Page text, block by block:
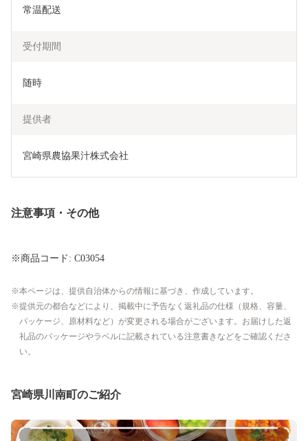
常温配送
受付期間
随時
提供者
宮崎県農協果汁株式会社
注意事項・その他
※商品コード: C03054
本ページは、提供自治体からの情報に基づき、作成しています。
提供元の都合などにより、掲載中に予告なく返礼品の仕様（規格、容量、
パッケージ、原材料など）が変更される場合がございます。お届けした返
礼品のパッケージやラベルに記載されている注意書きなどをご確認くださ
い。
宮崎県川南町のご紹介